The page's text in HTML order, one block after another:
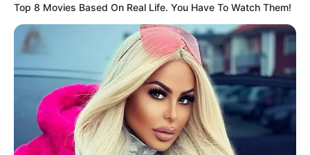
Top 8 Movies Based On Real Life. You Have To Watch Them!